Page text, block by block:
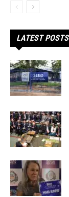
LATEST POSTS